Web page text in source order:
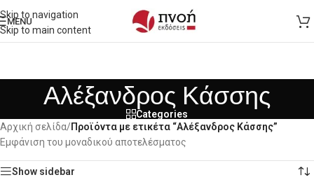
Skip to navigation
Skip to main content
MENU
Αλέξανδρος Κάσσης
Categories
Αρχική σελίδα/Προϊόντα με ετικέτα “Αλέξανδρος Κάσσης”
Εμφάνιση του μοναδικού αποτελέσματος
Show sidebar